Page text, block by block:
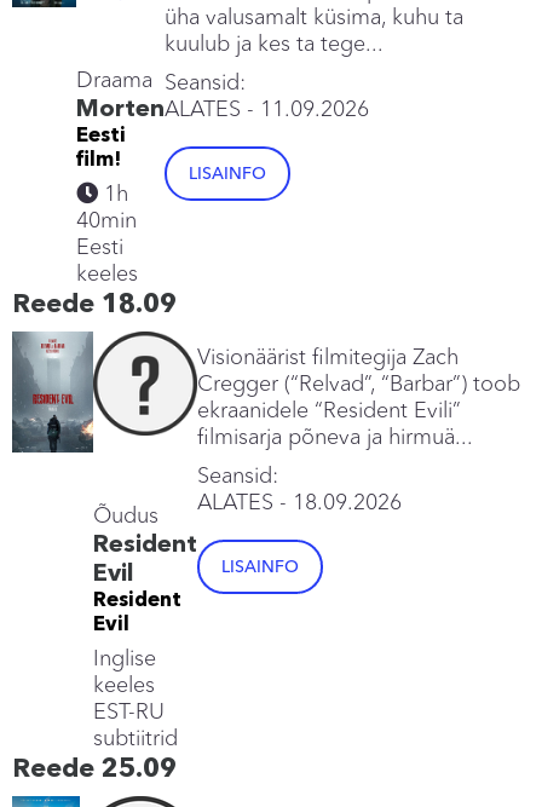
üha valusamalt küsima, kuhu ta
kuulub ja kes ta tege...
Seansid:
ALATES - 11.09.2026
LISAINFO
Draama
Morten
Eesti
film!
1h
40min
Eesti
keeles
Reede 18.09
Visionäärist filmitegija Zach
Cregger (“Relvad”, “Barbar”) toob
ekraanidele “Resident Evili”
filmisarja põneva ja hirmuä...
Seansid:
ALATES - 18.09.2026
LISAINFO
Õudus
Resident
Evil
Resident
Evil
Inglise
keeles
EST-RU
subtiitrid
Reede 25.09